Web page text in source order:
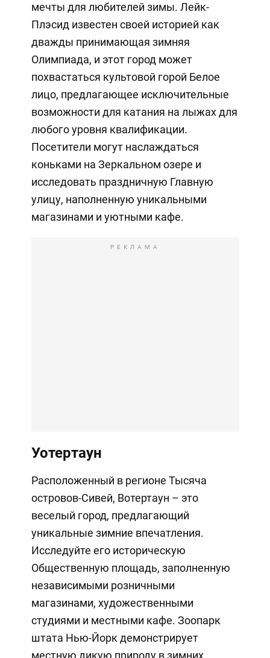
мечты для любителей зимы. Лейк-
Плэсид известен своей историей как
дважды принимающая зимняя
Олимпиада, и этот город может
похвастаться культовой горой Белое
лицо, предлагающее исключительные
возможности для катания на лыжах для
любого уровня квалификации.
Посетители могут наслаждаться
коньками на Зеркальном озере и
исследовать праздничную Главную
улицу, наполненную уникальными
магазинами и уютными кафе.
РЕКЛАМА
Уотертаун
Расположенный в регионе Тысяча
островов-Сивей, Вотертаун – это
веселый город, предлагающий
уникальные зимние впечатления.
Исследуйте его историческую
Общественную площадь, заполненную
независимыми розничными
магазинами, художественными
студиями и местными кафе. Зоопарк
штата Нью-Йорк демонстрирует
местную дикую природу в зимних